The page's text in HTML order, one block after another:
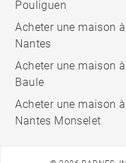
Pouliguen
Acheter une maison à
Nantes
Acheter une maison
Baule
Acheter une maison à
Nantes Monselet